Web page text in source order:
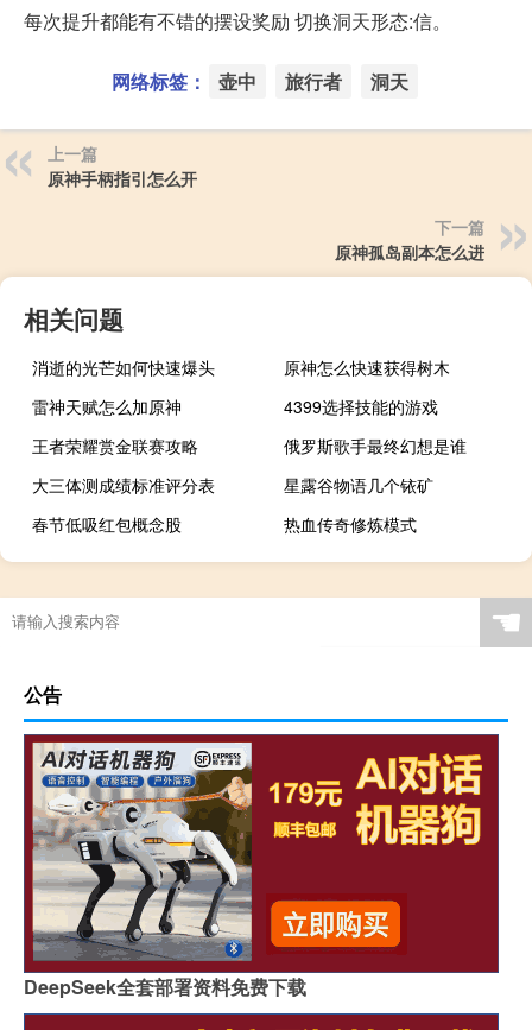
每次提升都能有不错的摆设奖励 切换洞天形态:信。
网络标签： 壶中 旅行者 洞天
上一篇
原神手柄指引怎么开
下一篇
原神孤岛副本怎么进
相关问题
消逝的光芒如何快速爆头
原神怎么快速获得树木
雷神天赋怎么加原神
4399选择技能的游戏
王者荣耀赏金联赛攻略
俄罗斯歌手最终幻想是谁
大三体测成绩标准评分表
星露谷物语几个铱矿
春节低吸红包概念股
热血传奇修炼模式
☚
公告
DeepSeek全套部署资料免费下载